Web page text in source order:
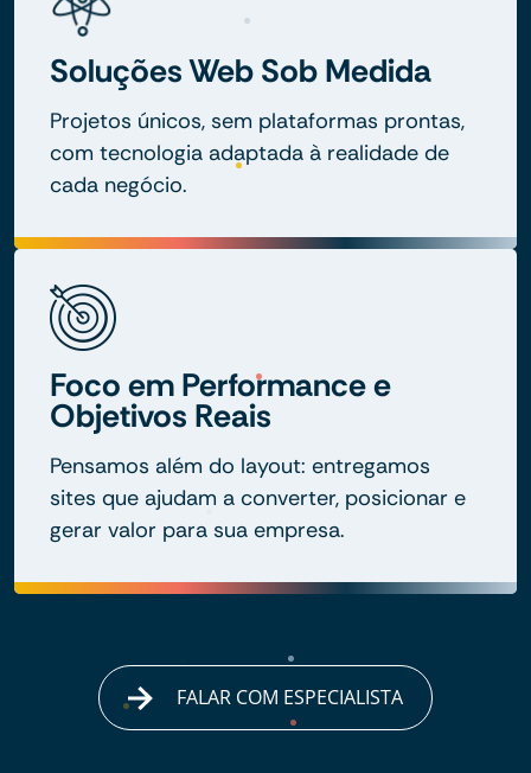
Soluções Web Sob Medida
Projetos únicos, sem plataformas prontas,
com tecnologia adaptada à realidade de
cada negócio.
Foco em Performance e
Objetivos Reais
Pensamos além do layout: entregamos
sites que ajudam a converter, posicionar e
gerar valor para sua empresa.
FALAR COM ESPECIALISTA